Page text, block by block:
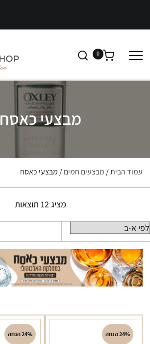
0
מבצעי כאסח
עמוד הבית/ מבצעים חמים/ מבצעי כאסח
מציג 12 תוצאות
24% הנחה 24% הנחה